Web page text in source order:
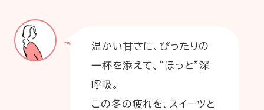
温かい甘さに、ぴったりの
一杯を添えて、“ほっと”深
呼吸。
この冬の疲れを、スイーツと